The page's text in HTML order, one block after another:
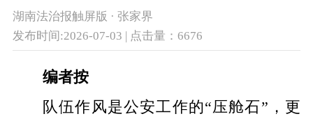
湖南法治报触屏版 · 张家界
发布时间:2026-07-03 | 点击量：6676
编者按
队伍作风是公安工作的“压舱石”，更